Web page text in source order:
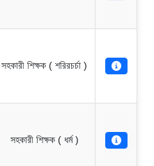
সহকারী শিক্ষক ( শরিরচর্চা )
সহকারী শিক্ষক ( ধর্ম )